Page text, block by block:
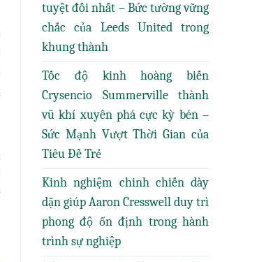
tuyệt đối nhất – Bức tường vững
chắc của Leeds United trong
khung thành
Tốc độ kinh hoàng biến
Crysencio Summerville thành
vũ khí xuyên phá cực kỳ bén –
Sức Mạnh Vượt Thời Gian của
Tiêu Đề Trẻ
Kinh nghiệm chinh chiến dày
dặn giúp Aaron Cresswell duy trì
phong độ ổn định trong hành
trình sự nghiệp